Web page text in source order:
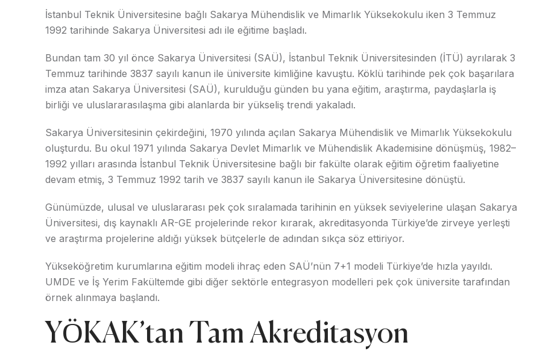
İstanbul Teknik Üniversitesine bağlı Sakarya Mühendislik ve Mimarlık Yüksekokulu iken 3 Temmuz
1992 tarihinde Sakarya Üniversitesi adı ile eğitime başladı.
Bundan tam 30 yıl önce Sakarya Üniversitesi (SAÜ), İstanbul Teknik Üniversitesinden (İTÜ) ayrılarak 3
Temmuz tarihinde 3837 sayılı kanun ile üniversite kimliğine kavuştu. Köklü tarihinde pek çok başarılara
imza atan Sakarya Üniversitesi (SAÜ), kurulduğu günden bu yana eğitim, araştırma, paydaşlarla iş
birliği ve uluslararasılaşma gibi alanlarda bir yükseliş trendi yakaladı.
Sakarya Üniversitesinin çekirdeğini, 1970 yılında açılan Sakarya Mühendislik ve Mimarlık Yüksekokulu
oluşturdu. Bu okul 1971 yılında Sakarya Devlet Mimarlık ve Mühendislik Akademisine dönüşmüş, 1982–
1992 yılları arasında İstanbul Teknik Üniversitesine bağlı bir fakülte olarak eğitim öğretim faaliyetine
devam etmiş, 3 Temmuz 1992 tarih ve 3837 sayılı kanun ile Sakarya Üniversitesine dönüştü.
Günümüzde, ulusal ve uluslararası pek çok sıralamada tarihinin en yüksek seviyelerine ulaşan Sakarya
Üniversitesi, dış kaynaklı AR-GE projelerinde rekor kırarak, akreditasyonda Türkiye’de zirveye yerleşti
ve araştırma projelerine aldığı yüksek bütçelerle de adından sıkça söz ettiriyor.
Yükseköğretim kurumlarına eğitim modeli ihraç eden SAÜ’nün 7+1 modeli Türkiye’de hızla yayıldı.
UMDE ve İş Yerim Fakültemde gibi diğer sektörle entegrasyon modelleri pek çok üniversite tarafından
örnek alınmaya başlandı.
YÖKAK’tan Tam Akreditasyon